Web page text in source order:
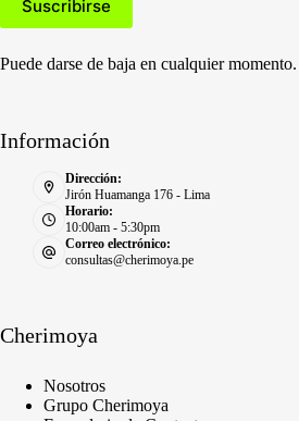
Puede darse de baja en cualquier momento.
Información
Dirección:
Jirón Huamanga 176 - Lima
Horario:
10:00am - 5:30pm
Correo electrónico:
consultas@cherimoya.pe
Cherimoya
Nosotros
Grupo Cherimoya